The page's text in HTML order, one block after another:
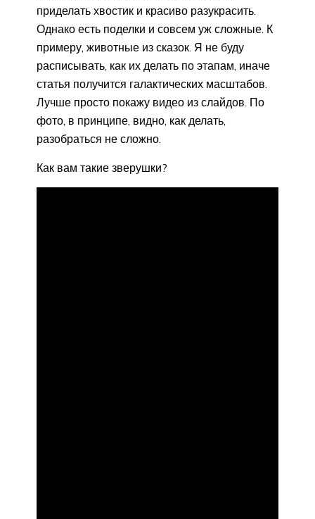
приделать хвостик и красиво разукрасить.
Однако есть поделки и совсем уж сложные. К
примеру, животные из сказок. Я не буду
расписывать, как их делать по этапам, иначе
статья получится галактических масштабов.
Лучше просто покажу видео из слайдов. По
фото, в принципе, видно, как делать,
разобраться не сложно.
Как вам такие зверушки?